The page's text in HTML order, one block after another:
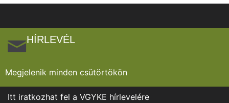
HÍRLEVÉL
Megjelenik minden csütörtökön
Itt iratkozhat fel a VGYKE hírlevelére